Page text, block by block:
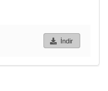
İndir